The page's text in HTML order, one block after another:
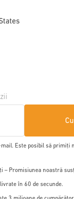
Este posibil să primiți
– Promisiunea noastră
în 60 de secunde.